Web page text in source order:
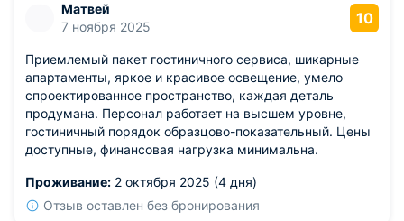
Матвей
7 ноября 2025
10
Приемлемый пакет гостиничного сервиса, шикарные
апартаменты, яркое и красивое освещение, умело
спроектированное пространство, каждая деталь
продумана. Персонал работает на высшем уровне,
гостиничный порядок образцово-показательный. Цены
доступные, финансовая нагрузка минимальна.
Проживание: 2 октября 2025 (4 дня)
Отзыв оставлен без бронирования